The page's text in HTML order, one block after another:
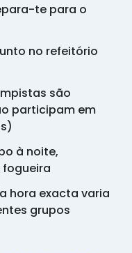
te para o
no refeitório
são
participam em
à noite,
hora exacta varia
grupos